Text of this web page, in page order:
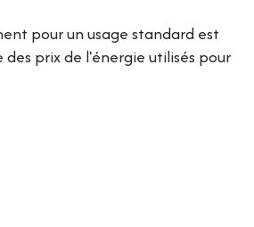
pour un usage standard est
prix de l'énergie utilisés pour